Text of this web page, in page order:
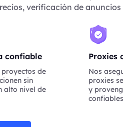
verificación de
confiable
proyectos de
sin
alto nivel de
Proxies
Nos
proxies
y
confiables